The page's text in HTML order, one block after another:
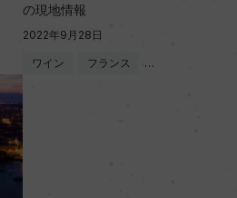
の現地情報
2022年9月28日
ワイン フランス …